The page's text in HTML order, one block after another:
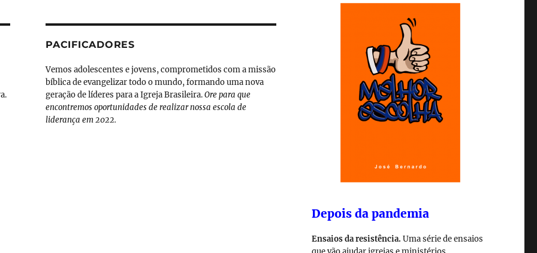
PACIFICADORES
Vemos adolescentes e jovens, comprometidos com a missão
bíblica de evangelizar todo o mundo, formando uma nova
geração de líderes para a Igreja Brasileira.Ore para que
encontremos oportunidades de realizar nossa escola de
liderança em 2022.
Depois da pandemia
Ensaios da resistência. Uma série de ensaios